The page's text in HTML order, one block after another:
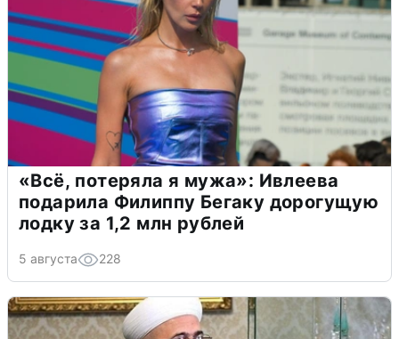
«Всё, потеряла я мужа»: Ивлеева
подарила Филиппу Бегаку дорогущую
лодку за 1,2 млн рублей
5 августа 228